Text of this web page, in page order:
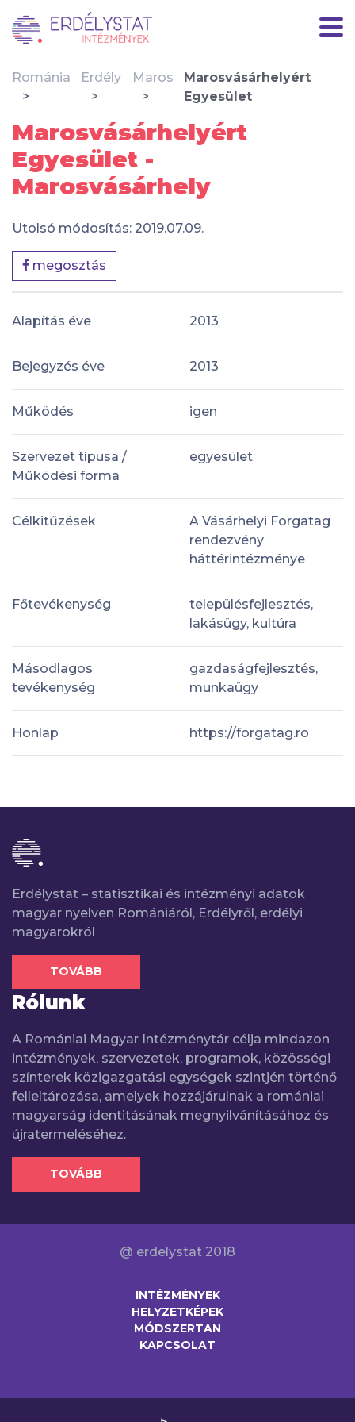
Románia Erdély Maros
Marosvásárhelyért
Egyesület
Marosvásárhelyért
Egyesület -
Marosvásárhely
Utolsó módosítás: 2019.07.09.
megosztás
Alapítás éve 2013
Bejegyzés éve 2013
Működés igen
Szervezet típusa /
Működési forma
egyesület
Célkitűzések
A Vásárhelyi Forgatag
rendezvény
háttérintézménye
Főtevékenység
településfejlesztés,
lakásügy, kultúra
Másodlagos
tevékenység
gazdaságfejlesztés,
munkaügy
Honlap https://forgatag.ro
Erdélystat – statisztikai és intézményi adatok
magyar nyelven Romániáról, Erdélyről, erdélyi
magyarokról
TOVÁBB
Rólunk
A Romániai Magyar Intézménytár célja mindazon
intézmények, szervezetek, programok, közösségi
színterek közigazgatási egységek szintjén történő
felleltározása, amelyek hozzájárulnak a romániai
magyarság identitásának megnyilvánításához és
újratermeléséhez.
TOVÁBB
@ erdelystat 2018
INTÉZMÉNYEK
HELYZETKÉPEK
MÓDSZERTAN
KAPCSOLAT